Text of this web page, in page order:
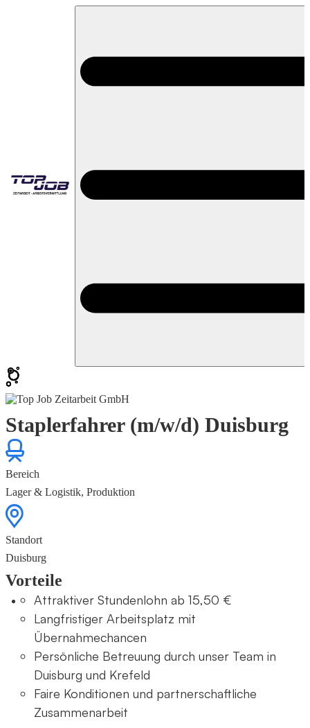
Staplerfahrer (m/w/d) Duisburg
Bereich
Lager & Logistik, Produktion
Standort
Duisburg
Vorteile
Attraktiver Stundenlohn ab 15,50 €
Langfristiger Arbeitsplatz mit
Übernahmechancen
Persönliche Betreuung durch unser Team in
Duisburg und Krefeld
Faire Konditionen und partnerschaftliche
Zusammenarbeit